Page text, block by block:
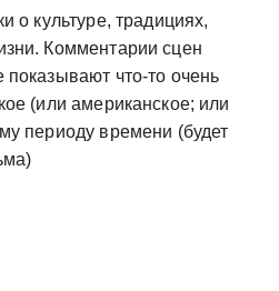
о культуре, традициях,
Комментарии сцен
что-то очень
(или американское; или
периоду времени (будет